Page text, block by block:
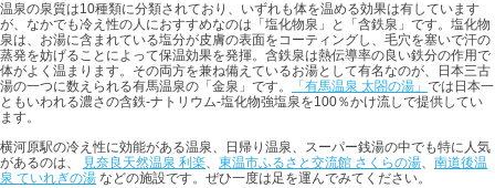
温泉の泉質は10種類に分類されており、いずれも体を温める効果は有しています
が、なかでも冷え性の人におすすめなのは「塩化物泉」と「含鉄泉」です。塩化物
泉は、お湯に含まれている塩分が皮膚の表面をコーティングし、毛穴を塞いで汗の
蒸発を妨げることによって保温効果を発揮。含鉄泉は熱伝導率の良い鉄分の作用で
体がよく温まります。その両方を兼ね備えているお湯として有名なのが、日本三古
湯の一つに数えられる有馬温泉の「金泉」です。
「有馬温泉 太閤の湯」 では日本一
ともいわれる濃さの含鉄-ナトリウム-塩化物強塩泉を100％かけ流しで提供してい
ます。
横河原駅の冷え性に効能がある温泉、日帰り温泉、スーパー銭湯の中でも特に人気
があるのは、
見奈良天然温泉 利楽、 東温市ふるさと交流館 さくらの湯、 南道後温
泉 ていれぎの湯 などの施設です。ぜひ一度は足を運んでみてください。